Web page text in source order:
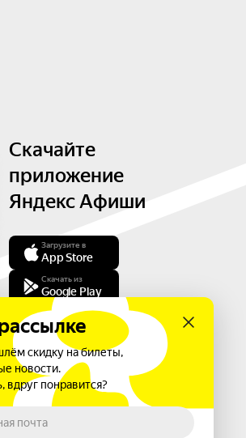
Скачайте
приложение
Яндекс Афиши
Загрузите в
App Store
Скачать из
Google Play
скидку на билеты,
новости.
вдруг понравится?